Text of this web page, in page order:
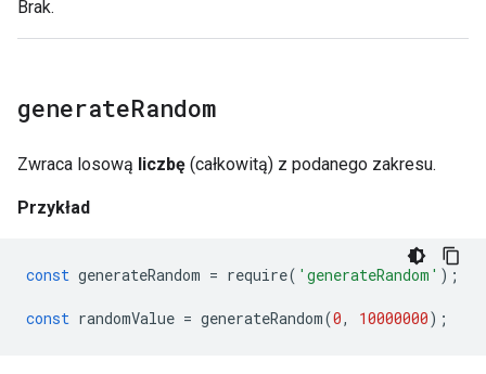
Brak.
generateRandom
Zwraca losową liczbę (całkowitą) z podanego zakresu.
Przykład
const generateRandom = require( 'generateRandom' );
const randomValue = generateRandom(0, 10000000);